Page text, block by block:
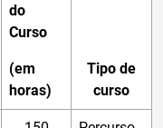
do
Curso
(em
horas)
Tipo de
curso